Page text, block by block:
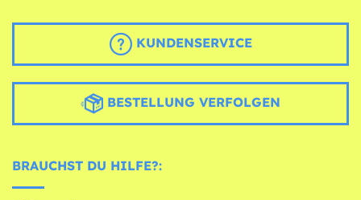
KUNDENSERVICE
BESTELLUNG VERFOLGEN
BRAUCHST DU HILFE?: